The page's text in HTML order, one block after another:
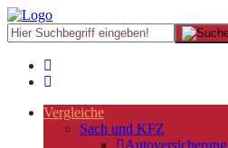
Vergleiche
Sach und KFZ
Autoversicherung